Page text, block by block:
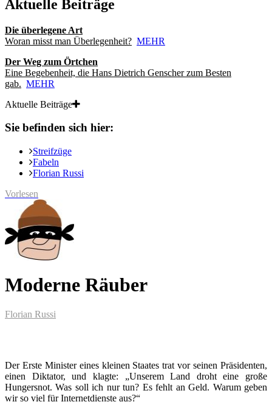
Aktuelle Beiträge
Die überlegene Art
Woran misst man Überlegenheit? MEHR
Der Weg zum Örtchen
Eine Begebenheit, die Hans Dietrich Genscher zum Besten
gab. MEHR
Aktuelle Beiträge
Sie befinden sich hier:
Streifzüge
Fabeln
Florian Russi
Vorlesen
Moderne Räuber
Florian Russi
Der Erste Minister eines kleinen Staates trat vor seinen Präsidenten,
einen Diktator, und klagte: „Unserem Land droht eine große
Hungersnot. Was soll ich nur tun? Es fehlt an Geld. Warum geben
wir so viel für Internetdienste aus?“